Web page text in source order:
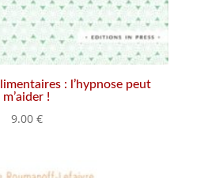
: l’hypnose peut
m’aider !
9.00 €